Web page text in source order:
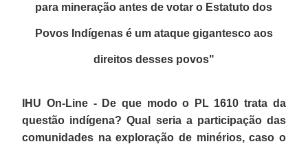
para mineração antes de votar o Estatuto dos
Povos Indígenas é um ataque gigantesco aos
direitos desses povos"
IHU On-Line - De que modo o PL 1610 trata da
questão indígena? Qual seria a participação das
comunidades na exploração de minérios, caso o